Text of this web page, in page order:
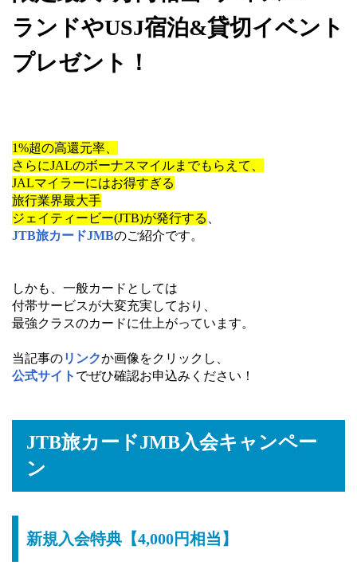
ランドやUSJ宿泊&貸切イベント
プレゼント！
1%超の高還元率、
さらにJALのボーナスマイルまでもらえて、
JALマイラーにはお得すぎる
旅行業界最大手
ジェイティービー(JTB)が発行する
JTB旅カードJMBのご紹介です。
しかも、一般カードとしては
付帯サービスが大変充実しており、
最強クラスのカードに仕上がっています。
当記事のリンクか画像をクリックし、
公式サイト でぜひ確認お申込みください！
JTB旅カードJMB入会キャンペー
ン
新規入会特典【4,000円相当】